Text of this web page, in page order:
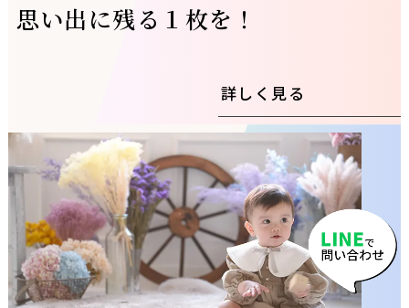
思い出に残る１枚を！
詳しく見る